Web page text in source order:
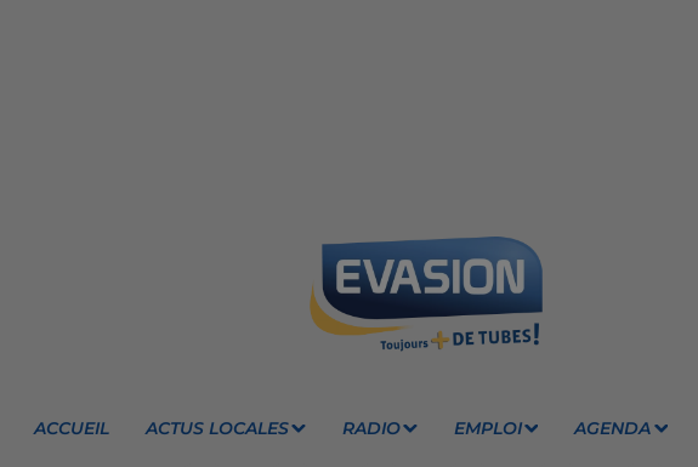
ACCUEIL ACTUS LOCALES RADIO EMPLOI AGENDA